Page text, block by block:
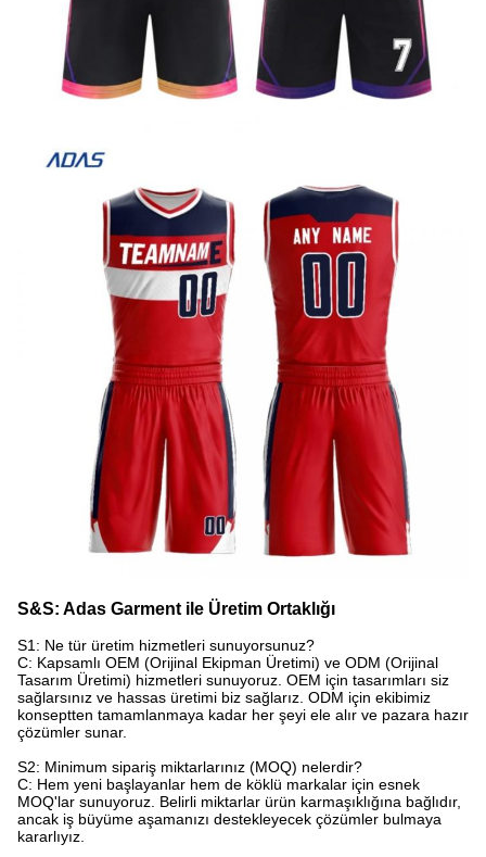
S&S: Adas Garment ile Üretim Ortaklığı
S1: Ne tür üretim hizmetleri sunuyorsunuz?​
C: Kapsamlı OEM (Orijinal Ekipman Üretimi) ve ODM (Orijinal
Tasarım Üretimi) hizmetleri sunuyoruz. OEM için tasarımları siz
sağlarsınız ve hassas üretimi biz sağlarız. ODM için ekibimiz
konseptten tamamlanmaya kadar her şeyi ele alır ve pazara hazır
çözümler sunar.
S2: Minimum sipariş miktarlarınız (MOQ) nelerdir?​
C: Hem yeni başlayanlar hem de köklü markalar için esnek
MOQ'lar sunuyoruz. Belirli miktarlar ürün karmaşıklığına bağlıdır,
ancak iş büyüme aşamanızı destekleyecek çözümler bulmaya
kararlıyız.